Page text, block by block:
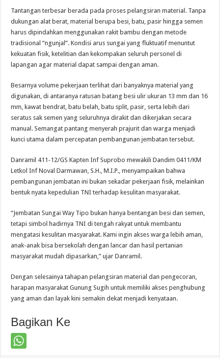
Tantangan terbesar berada pada proses pelangsiran material. Tanpa
dukungan alat berat, material berupa besi, batu, pasir hingga semen
harus dipindahkan menggunakan rakit bambu dengan metode
tradisional “ngunjal”. Kondisi arus sungai yang fluktuatif menuntut
kekuatan fisik, ketelitian dan kekompakan seluruh personel di
lapangan agar material dapat sampai dengan aman.
Besarnya volume pekerjaan terlihat dari banyaknya material yang
digunakan, di antaranya ratusan batang besi ulir ukuran 13 mm dan 16
mm, kawat bendrat, batu belah, batu split, pasir, serta lebih dari
seratus sak semen yang seluruhnya dirakit dan dikerjakan secara
manual. Semangat pantang menyerah prajurit dan warga menjadi
kunci utama dalam percepatan pembangunan jembatan tersebut.
Danramil 411-12/GS Kapten Inf Suprobo mewakili Dandim 0411/KM
Letkol Inf Noval Darmawan, S.H., M.I.P., menyampaikan bahwa
pembangunan jembatan ini bukan sekadar pekerjaan fisik, melainkan
bentuk nyata kepedulian TNI terhadap kesulitan masyarakat.
“Jembatan Sungai Way Tipo bukan hanya bentangan besi dan semen,
tetapi simbol hadirnya TNI di tengah rakyat untuk membantu
mengatasi kesulitan masyarakat. Kami ingin akses warga lebih aman,
anak-anak bisa bersekolah dengan lancar dan hasil pertanian
masyarakat mudah dipasarkan,” ujar Danramil.
Dengan selesainya tahapan pelangsiran material dan pengecoran,
harapan masyarakat Gunung Sugih untuk memiliki akses penghubung
yang aman dan layak kini semakin dekat menjadi kenyataan.
Bagikan Ke